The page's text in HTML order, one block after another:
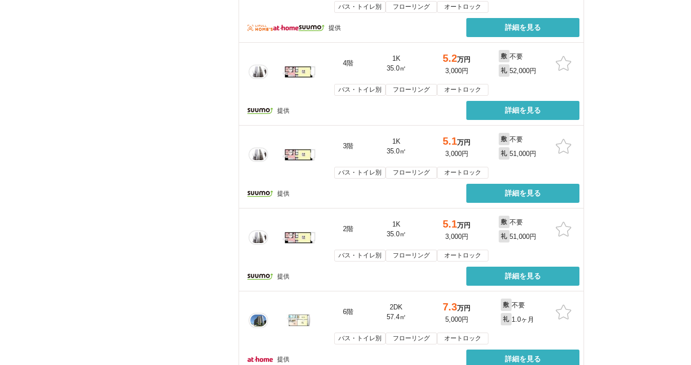
バス・トイレ別 フローリング オートロック
提供 詳細を見る
4階
1K
35.0㎡
5.2万円
3,000円
敷 不要
礼 52,000円
バス・トイレ別 フローリング オートロック
提供 詳細を見る
3階
1K
35.0㎡
5.1万円
3,000円
敷 不要
礼 51,000円
バス・トイレ別 フローリング オートロック
提供 詳細を見る
2階
1K
35.0㎡
5.1万円
3,000円
敷 不要
礼 51,000円
バス・トイレ別 フローリング オートロック
提供 詳細を見る
6階
2DK
57.4㎡
7.3万円
5,000円
敷 不要
礼 1.0ヶ月
バス・トイレ別 フローリング オートロック
提供 詳細を見る